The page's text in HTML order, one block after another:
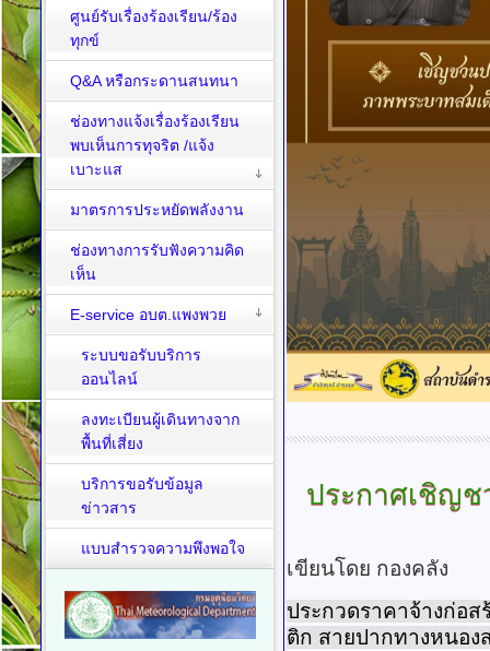
ประกาศเชิญช
เขียนโดย กองคลัง
ประกวดราคาจ้างก่อ
ติก สายปากทางหนอ
ศูนย์รับเรื่องร้องเรียน/ร้อง
ทุกข์
Q&A หรือกระดานสนทนา
ช่องทางแจ้งเรื่องร้องเรียน
พบเห็นการทุจริต /แจ้ง
เบาะแส
มาตรการประหยัดพลังงาน
ช่องทางการรับฟังความคิด
เห็น
E-service อบต.แพงพวย
ระบบขอรับบริการ
ออนไลน์
ลงทะเบียนผู้เดินทางจาก
พื้นที่เสี่ยง
บริการขอรับข้อมูล
ข่าวสาร
แบบสำรวจความพึงพอใจ